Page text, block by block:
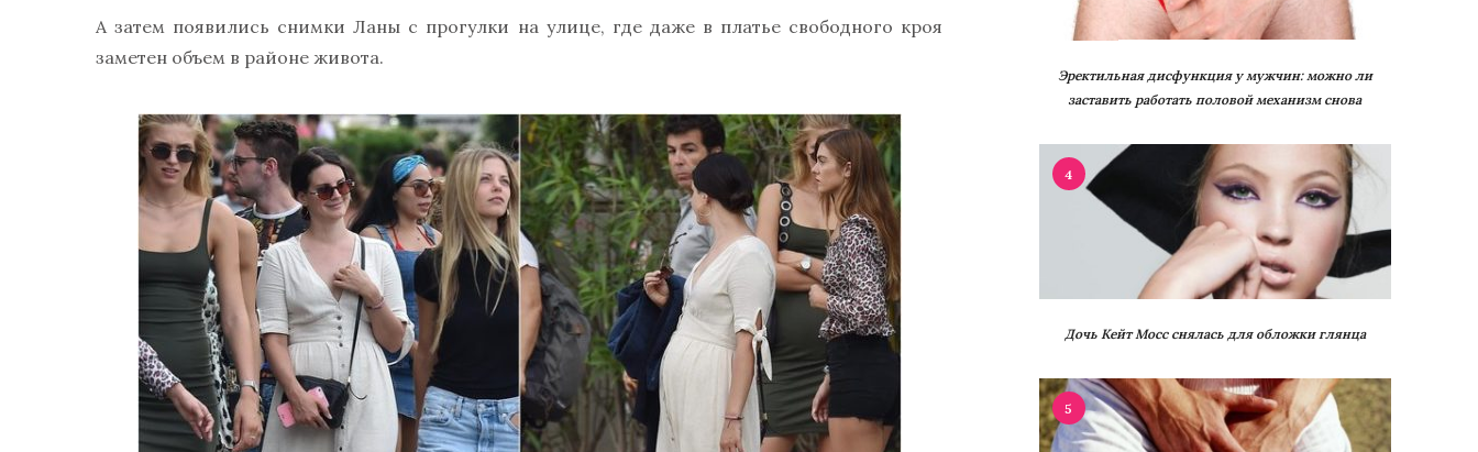
А затем появились снимки Ланы с прогулки на улице, где даже в платье свободного кроя
заметен объем в районе живота.
Эректильная дисфункция у мужчин: можно ли
заставить работать половой механизм снова
4
Дочь Кейт Мосс снялась для обложки глянца
5